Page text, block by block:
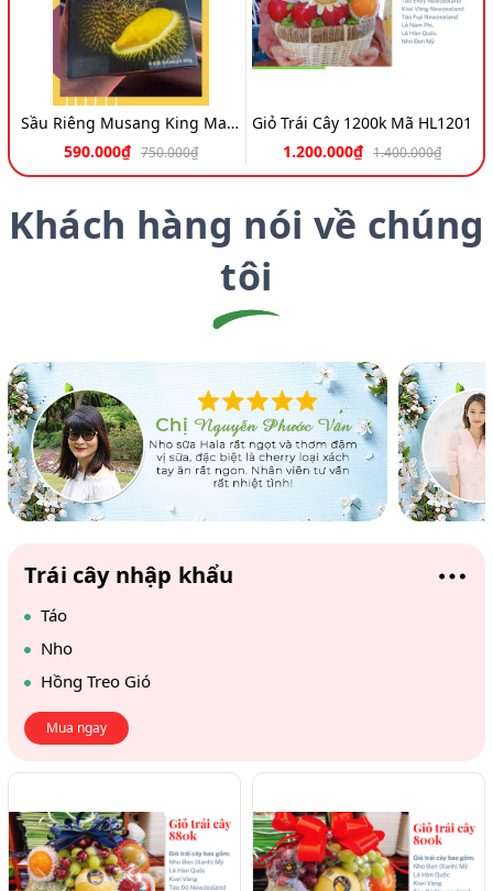
Sầu Riêng Musang King Malaysia A++
590.000₫ 750.000₫
Giỏ Trái Cây 1200k Mã HL1201
1.200.000₫ 1.400.000₫
Khách hàng nói về chúng
tôi
Trái cây nhập khẩu
Táo
Nho
Hồng Treo Gió
Mua ngay